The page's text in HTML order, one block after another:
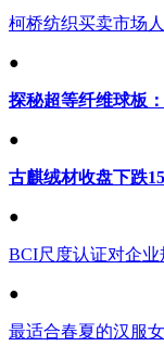
柯桥纺织买卖市场
●
探秘超等纤维球板
●
古麒绒材收盘下跌
●
BCI尺度认证对企
●
最适合春夏的汉服